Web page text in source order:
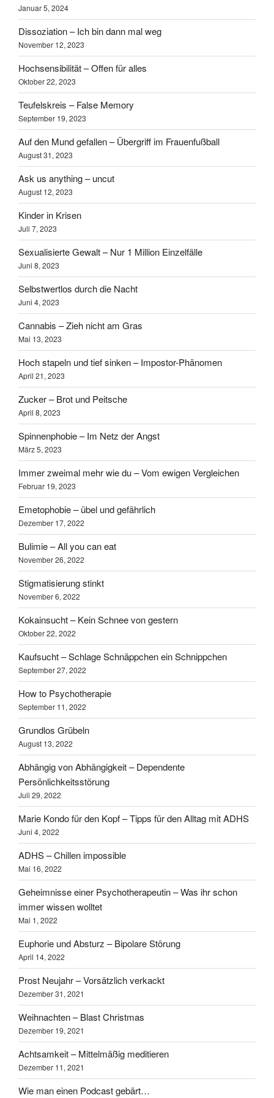
Januar 5, 2024
Dissoziation – Ich bin dann mal weg
November 12, 2023
Hochsensibilität – Offen für alles
Oktober 22, 2023
Teufelskreis – False Memory
September 19, 2023
Auf den Mund gefallen – Übergriff im Frauenfußball
August 31, 2023
Ask us anything – uncut
August 12, 2023
Kinder in Krisen
Juli 7, 2023
Sexualisierte Gewalt – Nur 1 Million Einzelfälle
Juni 8, 2023
Selbstwertlos durch die Nacht
Juni 4, 2023
Cannabis – Zieh nicht am Gras
Mai 13, 2023
Hoch stapeln und tief sinken – Impostor-Phänomen
April 21, 2023
Zucker – Brot und Peitsche
April 8, 2023
Spinnenphobie – Im Netz der Angst
März 5, 2023
Immer zweimal mehr wie du – Vom ewigen Vergleichen
Februar 19, 2023
Emetophobie – übel und gefährlich
Dezember 17, 2022
Bulimie – All you can eat
November 26, 2022
Stigmatisierung stinkt
November 6, 2022
Kokainsucht – Kein Schnee von gestern
Oktober 22, 2022
Kaufsucht – Schlage Schnäppchen ein Schnippchen
September 27, 2022
How to Psychotherapie
September 11, 2022
Grundlos Grübeln
August 13, 2022
Abhängig von Abhängigkeit – Dependente
Persönlichkeitsstörung
Juli 29, 2022
Marie Kondo für den Kopf – Tipps für den Alltag mit ADHS
Juni 4, 2022
ADHS – Chillen impossible
Mai 16, 2022
Geheimnisse einer Psychotherapeutin – Was ihr schon
immer wissen wolltet
Mai 1, 2022
Euphorie und Absturz – Bipolare Störung
April 14, 2022
Prost Neujahr – Vorsätzlich verkackt
Dezember 31, 2021
Weihnachten – Blast Christmas
Dezember 19, 2021
Achtsamkeit – Mittelmäßig meditieren
Dezember 11, 2021
Wie man einen Podcast gebärt…